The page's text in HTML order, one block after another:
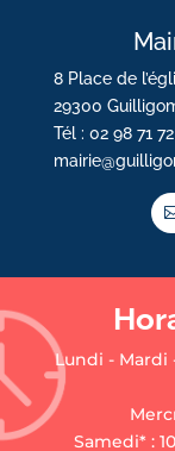
8 Place de
29300
Tél : 02 98 71
Lundi - Mardi
Samedi* :